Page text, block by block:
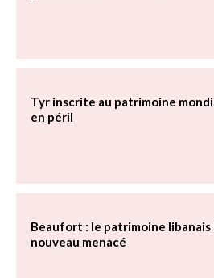
Tyr inscrite au patrimoine
en péril
Beaufort : le patrimoine libanais
nouveau menacé